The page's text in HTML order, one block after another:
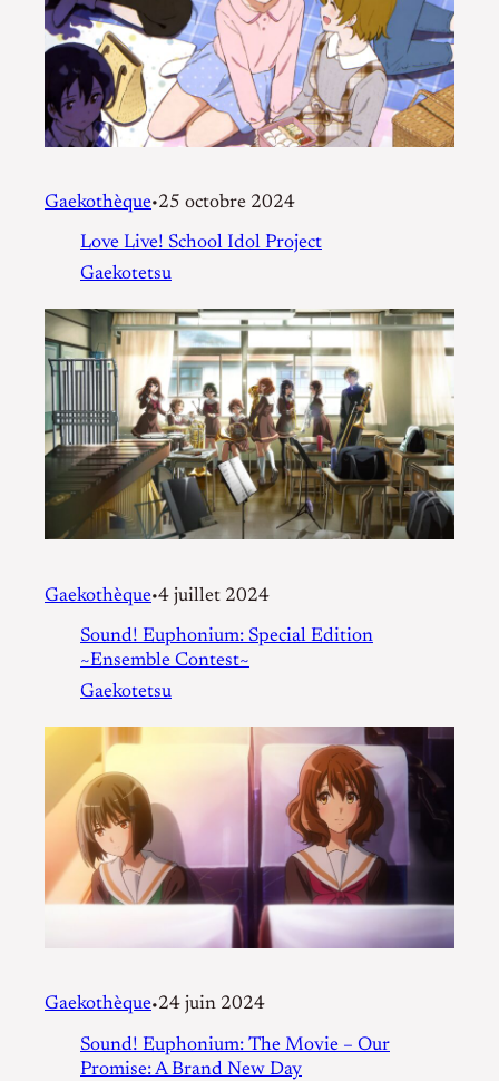
Gaekothèque•25 octobre 2024
Love Live! School Idol Project
Gaekotetsu
Gaekothèque•4 juillet 2024
Sound! Euphonium: Special Edition
~Ensemble Contest~
Gaekotetsu
Gaekothèque•24 juin 2024
Sound! Euphonium: The Movie – Our
Promise: A Brand New Day